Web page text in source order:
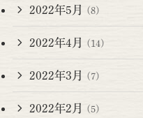
2022年5月 (8)
2022年4月 (14)
2022年3月 (7)
2022年2月 (5)